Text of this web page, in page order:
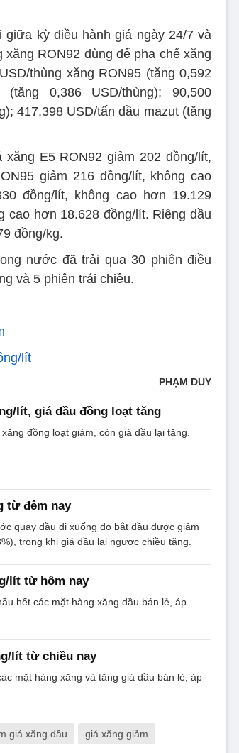
kỳ điều hành giá ngày 24/7 và
RON92 dùng để pha chế xăng
thùng xăng RON95 (tăng 0,592
0,386 USD/thùng); 90,500
417,398 USD/tấn dầu mazut (tăng
E5 RON92 giảm 202 đồng/lít,
giảm 216 đồng/lít, không cao
đồng/lít, không cao hơn 19.129
cao hơn 18.628 đồng/lít. Riêng dầu
đồng/kg.
nước đã trải qua 30 phiên điều
và 5 phiên trái chiều.
lít
PHẠM DUY
lít, giá dầu đồng loạt tăng
đồng loạt giảm, còn giá dầu lại tăng.
từ đêm nay
quay đầu đi xuống do bắt đầu được giảm
trong khi giá dầu lại ngược chiều tăng.
lít từ hôm nay
hết các mặt hàng xăng dầu bán lẻ, áp
lít từ chiều nay
mặt hàng xăng và tăng giá dầu bán lẻ, áp
giá xăng dầu giá xăng giảm